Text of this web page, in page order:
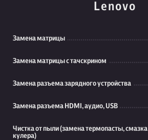
Lenovo
Замена матрицы
Замена матрицы с тачскрином
Замена разъема зарядного устройства
Замена разъема HDMI, аудио, USB
Чистка от пыли (замена термопасты, смазка
кулера)